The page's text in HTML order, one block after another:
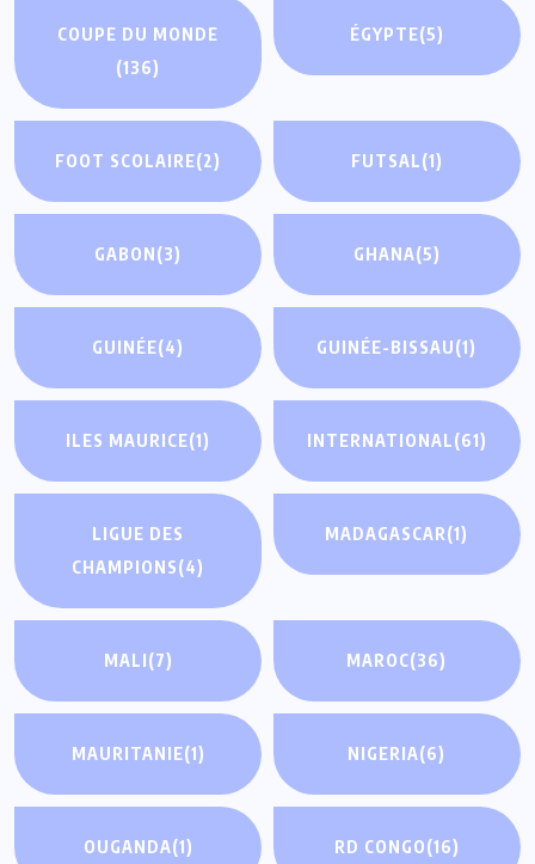
COUPE DU MONDE
(136)
ÉGYPTE(5)
FOOT SCOLAIRE(2) FUTSAL(1)
GABON(3) GHANA(5)
GUINÉE(4) GUINÉE-BISSAU(1)
ILES MAURICE(1) INTERNATIONAL(61)
LIGUE DES
CHAMPIONS(4)
MADAGASCAR(1)
MALI(7) MAROC(36)
MAURITANIE(1) NIGERIA(6)
OUGANDA(1) RD CONGO(16)